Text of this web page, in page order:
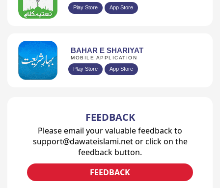
Play Store App Store
BAHAR E SHARIYAT
MOBILE APPLICATION
Play Store App Store
FEEDBACK
Please email your valuable feedback to
support@dawateislami.net or click on the
feedback button.
FEEDBACK